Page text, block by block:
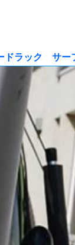
ドラック サー